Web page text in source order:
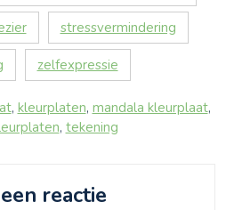
stressvermindering
zelfexpressie
, kleurplaten, mandala kleurplaat,
, tekening
reactie